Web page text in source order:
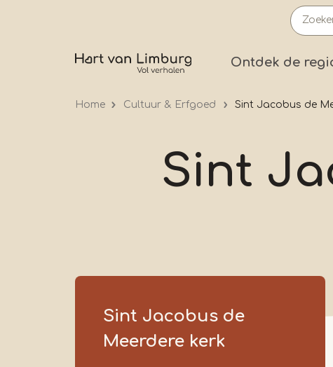
Ontdek de
Home Cultuur & Erfgoed Sint Jacobus de
Sint
Sint Jacobus de
Meerdere kerk